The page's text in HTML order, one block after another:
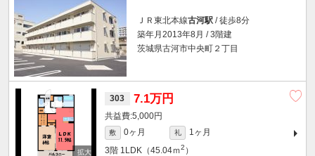
ＪＲ東北本線古河駅 / 徒歩8分
築年月2013年8月 / 3階建
茨城県古河市中央町２丁目
303 7.1万円
5,000円
敷 0ヶ月 礼
1ヶ月
3階 1LDK（45.04ｍ2 ）